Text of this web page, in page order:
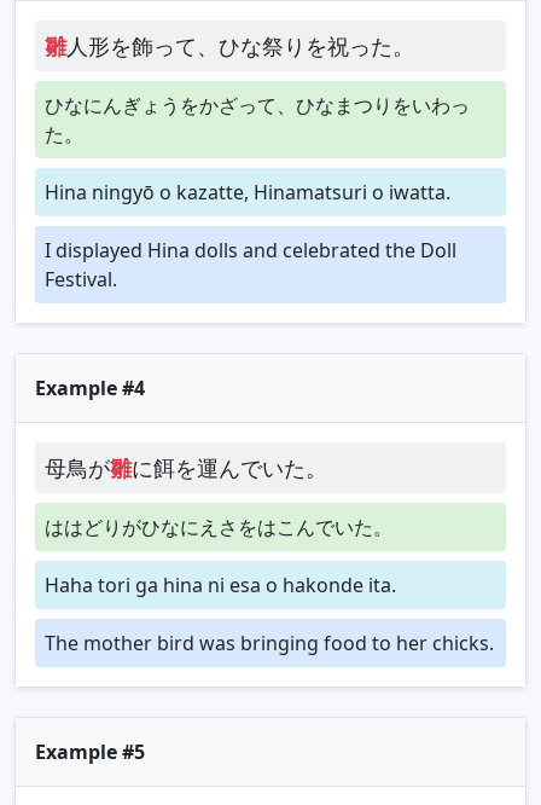
雛人形を飾って、ひな祭りを祝った。
ひなにんぎょうをかざって、ひなまつりをいわっ
た。
Hina ningyō o kazatte, Hinamatsuri o iwatta.
I displayed Hina dolls and celebrated the Doll
Festival.
Example #4
母鳥が雛に餌を運んでいた。
ははどりがひなにえさをはこんでいた。
Haha tori ga hina ni esa o hakonde ita.
The mother bird was bringing food to her chicks.
Example #5